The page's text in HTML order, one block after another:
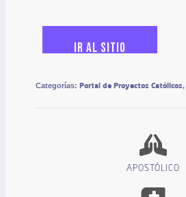
IR AL SITIO
Categorías: Portal de Proyectos Católicos,
APOSTÓLICO